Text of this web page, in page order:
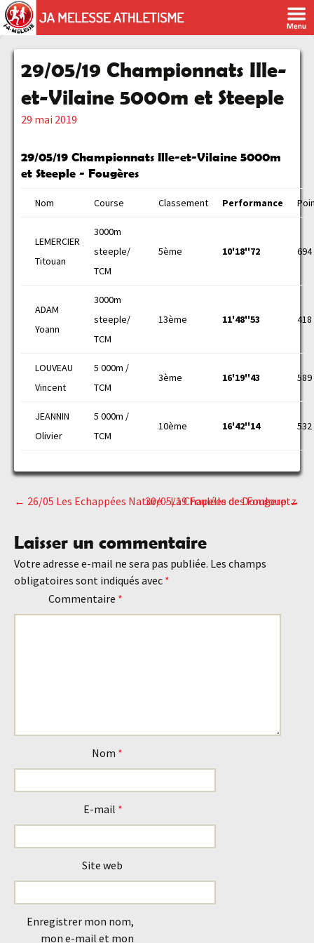
29/05/19 Championnats Ille-
et-Vilaine 5000m et Steeple
29 mai 2019
29/05/19 Championnats Ille-et-Vilaine 5000m
et Steeple - Fougères
Nom Course Classement Performance
LEMERCIER
Titouan
3000m
steeple/
TCM
5ème 10'18''72 694
ADAM
Yoann
3000m
steeple/
TCM
13ème 11'48''53 418
LOUVEAU
Vincent
5 000m /
TCM
3ème 16'19''43 589
JEANNIN
Olivier
5 000m /
TCM
10ème 16'42''14 532
Navigation
des
articles
← 26/05 Les Echappées Nature - La Chapelle des Fougeretz
30/05/19 Foulées de Domloup→
Laisser un commentaire
Votre adresse e-mail ne sera pas publiée. Les champs
obligatoires sont indiqués avec *
Commentaire *
Nom *
E-mail *
Site web
Enregistrer mon nom,
mon e-mail et mon